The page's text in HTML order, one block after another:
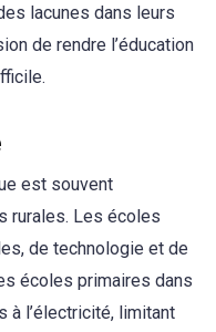
lacunes dans leurs
de rendre l’éducation
est souvent
rurales. Les écoles
de technologie et de
écoles primaires dans
à l’électricité, limitant